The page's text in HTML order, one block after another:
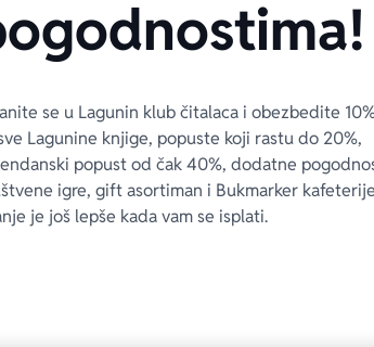
se u Lagunin klub čitalaca i obezbedite
Lagunine knjige, popuste koji rastu do 20%,
popust od čak 40%, dodatne
igre, gift asortiman i Bukmarker
je još lepše kada vam se isplati.